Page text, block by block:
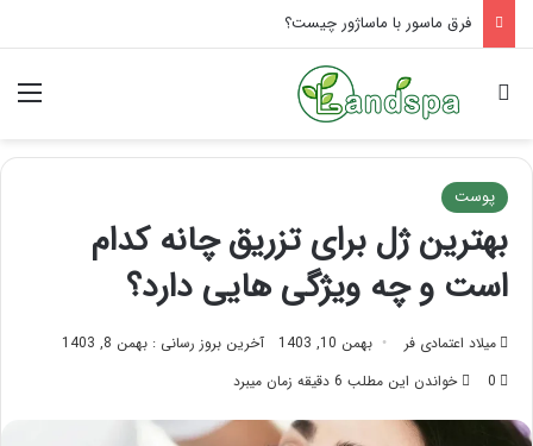
فرق ماسور با ماساژور چیست؟
جستجو برای
پوست
بهترین ژل برای تزریق چانه کدام
است و چه ویژگی هایی دارد؟
میلاد اعتمادی فر بهمن 10, 1403
آخرین بروز رسانی : بهمن 8, 1403
0
خواندن این مطلب 6 دقیقه زمان میبرد